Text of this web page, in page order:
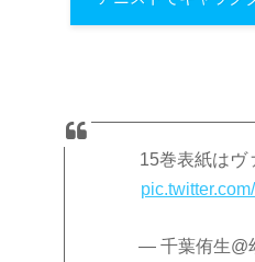
15巻表紙はヴ
— 千葉侑生@